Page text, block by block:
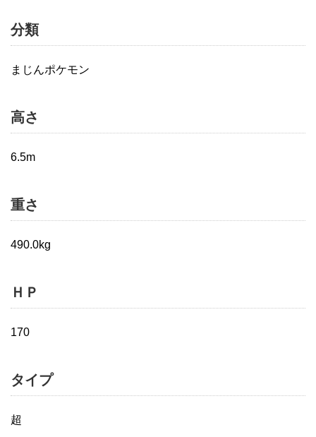
分類
まじんポケモン
高さ
6.5m
重さ
490.0kg
ＨＰ
170
タイプ
超